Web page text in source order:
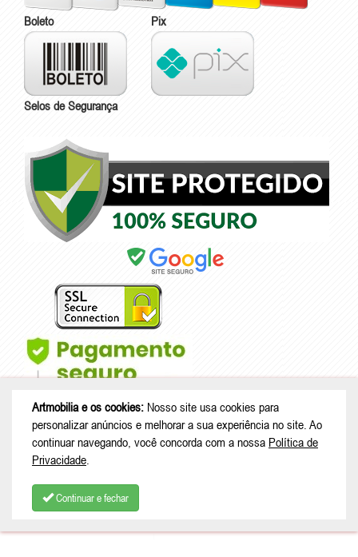
Boleto Pix
Selos de Segurança
Treml, 343 casa A23 - sala 2 - Schramm - São Bento do Sul - SC |
Artmobilia e os cookies: Nosso site usa cookies para
personalizar anúncios e melhorar a sua experiência no site. Ao
continuar navegando, você concorda com a nossa Política de
Privacidade
Continuar e fechar